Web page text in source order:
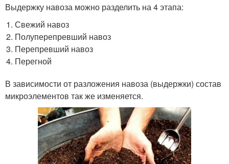
Выдержку навоза можно разделить на 4 этапа:
Свежий навоз
Полуперепревший навоз
Перепревший навоз
Перегной
В зависимости от разложения навоза (выдержки) состав
микроэлементов так же изменяется.